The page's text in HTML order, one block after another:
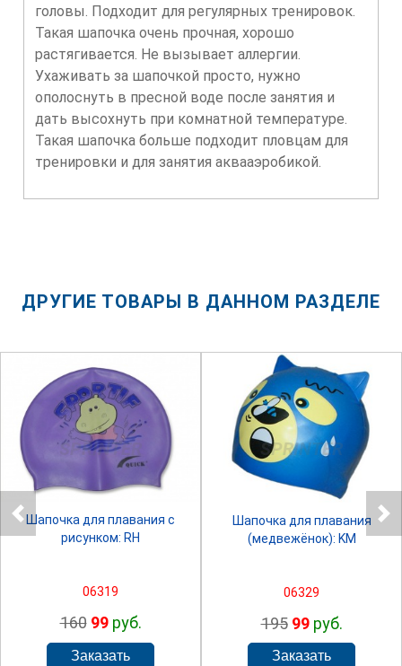
головы. Подходит для регулярных тренировок.
Такая шапочка очень прочная, хорошо
растягивается. Не вызывает аллергии.
Ухаживать за шапочкой просто, нужно
ополоснуть в пресной воде после занятия и
дать высохнуть при комнатной температуре.
Такая шапочка больше подходит пловцам для
тренировки и для занятия аквааэробикой.
ДРУГИЕ ТОВАРЫ В ДАННОМ РАЗДЕЛЕ
SPRINTER
Шапочка для плавания с
рисунком: RH
06319
160 99руб.
SPRINTER
Шапочка для плавания
(медвежёнок): KM
06329
195 99руб.